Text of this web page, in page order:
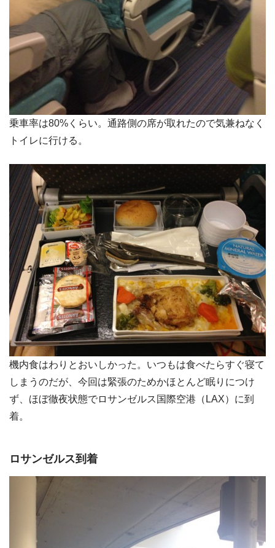
乗車率は80%くらい。通路側の席が取れたので気兼ねなく
トイレに行ける。
機内食はわりとおいしかった。いつもは食べたらすぐ寝て
しまうのだが、今回は緊張のためかほとんど眠りにつけ
ず、ほぼ徹夜状態でロサンゼルス国際空港（LAX）に到
着。
ロサンゼルス到着